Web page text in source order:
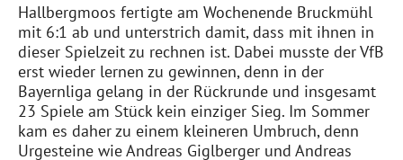
Hallbergmoos fertigte am Wochenende Bruckmühl
mit 6:1 ab und unterstrich damit, dass mit ihnen in
dieser Spielzeit zu rechnen ist. Dabei musste der VfB
erst wieder lernen zu gewinnen, denn in der
Bayernliga gelang in der Rückrunde und insgesamt
23 Spiele am Stück kein einziger Sieg. Im Sommer
kam es daher zu einem kleineren Umbruch, denn
Urgesteine wie Andreas Giglberger und Andreas